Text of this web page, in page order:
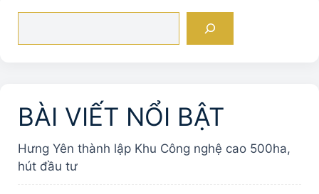
BÀI VIẾT NỔI BẬT
Hưng Yên thành lập Khu Công nghệ cao 500ha,
hút đầu tư